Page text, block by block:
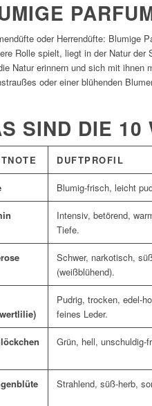
oder Herrendüfte: Blumige
Rolle spielt, liegt in der Natur der
Natur erinnern und sich mit ihnen
oder einer blühenden
SIND DIE 10
DUFTPROFIL
Blumig-frisch, leicht
Intensiv, betörend,
Tiefe.
Schwer, narkotisch,
(weißblühend).
Pudrig, trocken, edel-
feines Leder.
Grün, hell, unschuldig-
Strahlend, süß-herb,